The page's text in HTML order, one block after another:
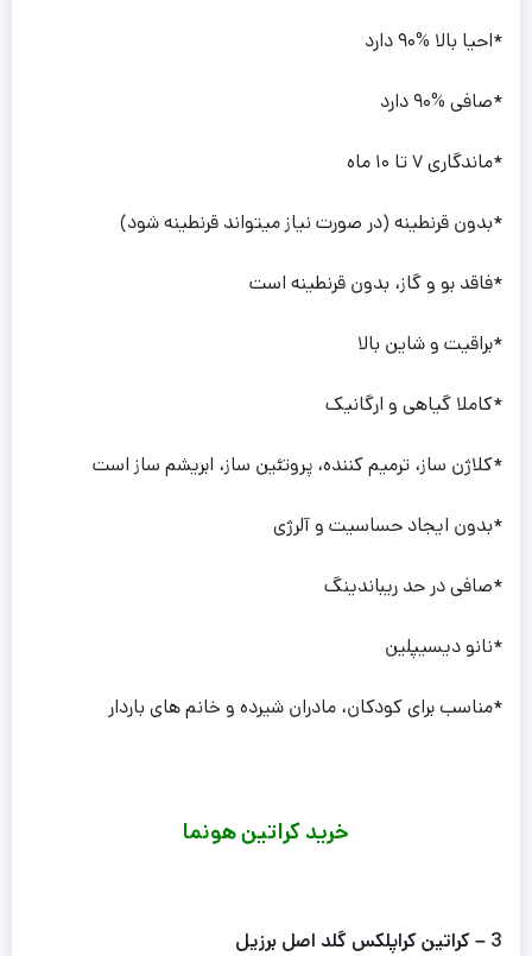
*احیا بالا %۹۰ دارد
*صافی %۹۰ دارد
*ماندگاری ۷ تا ۱۰ ماه
*بدون قرنطینه (در صورت نیاز میتواند قرنطینه شود)
*فاقد بو و گاز، بدون قرنطینه است
*براقیت و شاین بالا
*کاملا گیاهی و ارگانیک
*کلاژن ساز، ترمیم کننده، پروتئین ساز، ابریشم ساز است
*بدون ایجاد حساسیت و آلرژی
*صافی در حد ریباندینگ
*نانو دیسیپلین
*مناسب برای کودکان، مادران شیرده و خانم های باردار
خرید کراتین هونما
3 – کراتین کراپلکس گلد اصل برزیل